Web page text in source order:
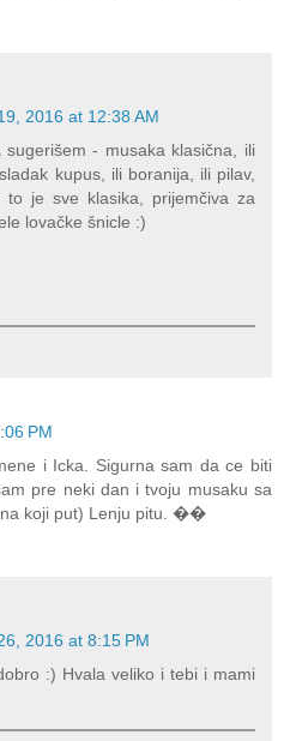
2016 at 12:38 AM
sugerišem - musaka klasična, ili
kupus, ili boranija, ili pilav,
to je sve klasika, prijemčiva za
lovačke šnicle :)
PM
i Icka. Sigurna sam da ce biti
pre neki dan i tvoju musaku sa
koji put) Lenju pitu. ��
2016 at 8:15 PM
:) Hvala veliko i tebi i mami